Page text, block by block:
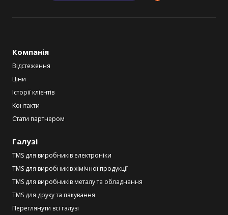
Компанія
Відстеження
Ціни
Історії клієнтів
Контакти
Стати партнером
Галузі
TMS для виробників електроніки
TMS для виробників хімічної продукції
TMS для виробників металу та обладнання
TMS для друку та пакування
Переглянути всі галузі